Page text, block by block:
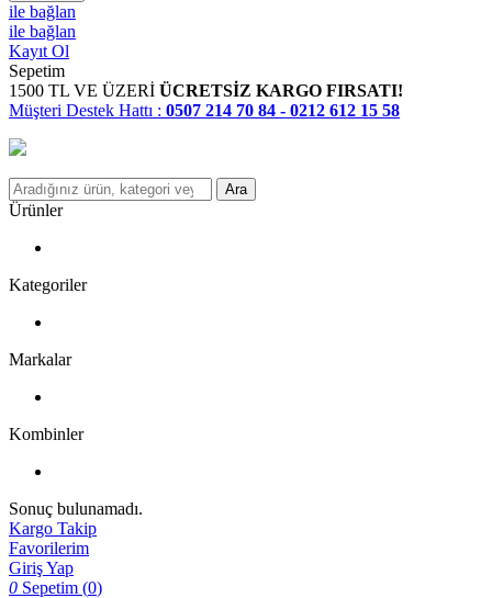
ile bağlan
ile bağlan
Kayıt Ol
Sepetim
1500 TL VE ÜZERİ ÜCRETSİZ KARGO FIRSATI!
Müşteri Destek Hattı : 0507 214 70 84 - 0212 612 15 58
Ara
Ürünler
Kategoriler
Markalar
Kombinler
Sonuç bulunamadı.
Kargo Takip
Favorilerim
Giriş Yap
0 Sepetim (0)